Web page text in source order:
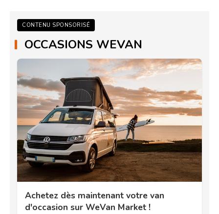
CONTENU SPONSORISÉ
OCCASIONS WEVAN
Achetez dès maintenant votre van
d'occasion sur WeVan Market !